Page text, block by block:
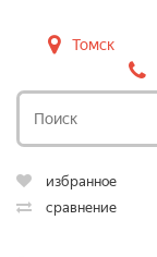
Томск
избранное
сравнение